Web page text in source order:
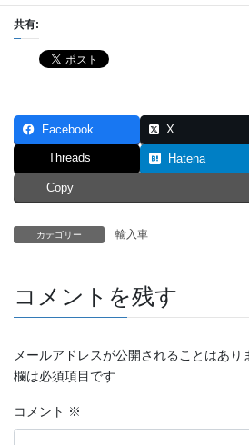
共有:
Facebook X
Threads Hatena
Copy
カテゴリー 輸入車
コメントを残す
メールアドレスが公開されることはあり
欄は必須項目です
コメント ※